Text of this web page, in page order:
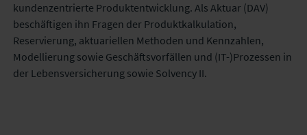
kundenzentrierte Produktentwicklung. Als Aktuar (DAV)
beschäftigen ihn Fragen der Produktkalkulation,
Reservierung, aktuariellen Methoden und Kennzahlen,
Modellierung sowie Geschäftsvorfällen und (IT-)Prozessen in
der Lebensversicherung sowie Solvency II.